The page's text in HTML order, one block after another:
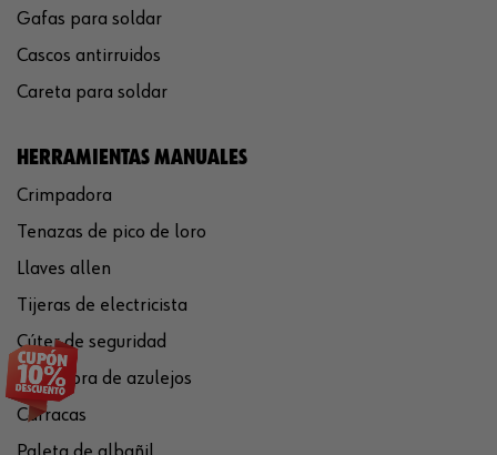
Gafas para soldar
Cascos antirruidos
Careta para soldar
HERRAMIENTAS MANUALES
Crimpadora
Tenazas de pico de loro
Llaves allen
Tijeras de electricista
Cúter de seguridad
Cortadora de azulejos
Carracas